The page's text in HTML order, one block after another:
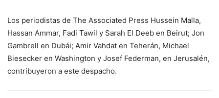
Los periodistas de The Associated Press Hussein Malla,
Hassan Ammar, Fadi Tawil y Sarah El Deeb en Beirut; Jon
Gambrell en Dubái; Amir Vahdat en Teherán, Michael
Biesecker en Washington y Josef Federman, en Jerusalén,
contribuyeron a este despacho.